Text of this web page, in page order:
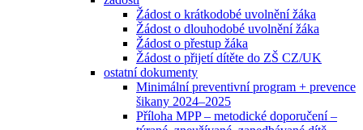
Žádost o krátkodobé uvolnění žáka
Žádost o dlouhodobé uvolnění žáka
Žádost o přestup žáka
Žádost o přijetí dítěte do ZŠ CZ/UK
ostatní dokumenty
Minimální preventivní program + prevence
šikany 2024–2025
Příloha MPP – metodické doporučení –